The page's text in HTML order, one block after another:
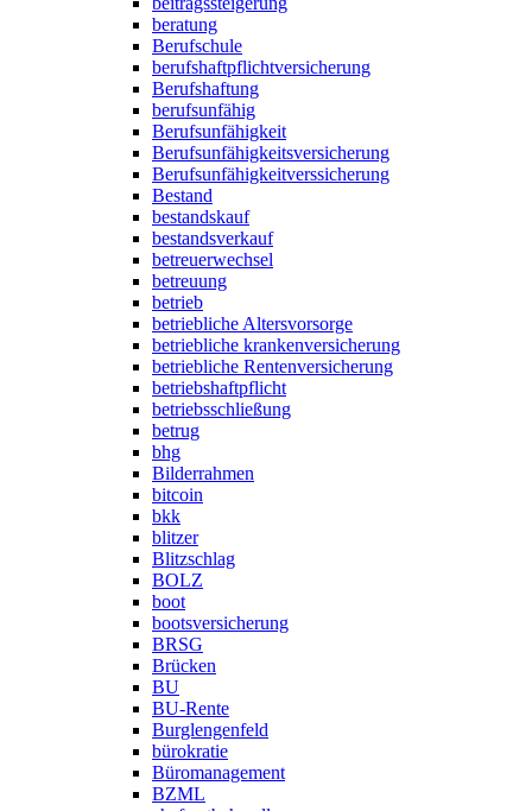
beratung
Berufschule
berufshaftpflichtversicherung
Berufshaftung
berufsunfähig
Berufsunfähigkeit
Berufsunfähigkeitsversicherung
Berufsunfähigkeitverssicherung
Bestand
bestandskauf
bestandsverkauf
betreuerwechsel
betreuung
betrieb
betriebliche Altersvorsorge
betriebliche krankenversicherung
betriebliche Rentenversicherung
betriebshaftpflicht
betriebsschließung
betrug
bhg
Bilderrahmen
bitcoin
bkk
blitzer
Blitzschlag
BOLZ
boot
bootsversicherung
BRSG
Brücken
BU
BU-Rente
Burglengenfeld
bürokratie
Büromanagement
BZML